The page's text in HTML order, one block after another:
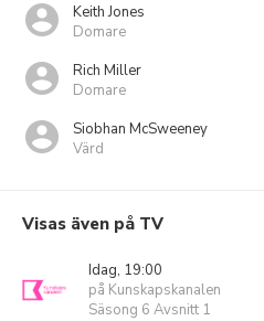
Keith Jones
Domare
Rich Miller
Domare
Siobhan McSweeney
Värd
Visas även på TV
Idag, 19:00
på Kunskapskanalen
Säsong 6 Avsnitt 1